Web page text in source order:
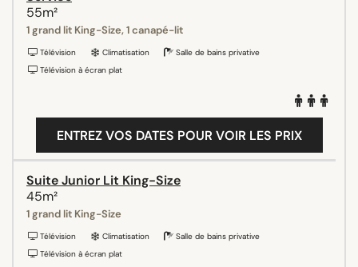
55m²
1 grand lit King-Size, 1 canapé-lit
Télévision Climatisation
Salle de bains privative
Télévision à écran plat
ENTREZ VOS DATES POUR VOIR LES PRIX
Suite Junior Lit King-Size
45m²
1 grand lit King-Size
Télévision Climatisation
Salle de bains privative
Télévision à écran plat